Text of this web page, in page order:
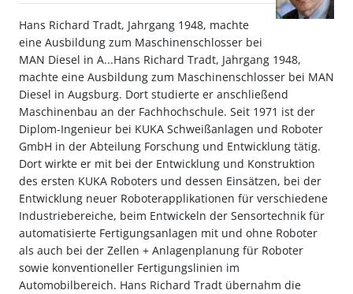
Hans Richard Tradt, Jahrgang 1948, machte
eine Ausbildung zum Maschinenschlosser bei
MAN Diesel in A...Hans Richard Tradt, Jahrgang 1948,
machte eine Ausbildung zum Maschinenschlosser bei MAN
Diesel in Augsburg. Dort studierte er anschließend
Maschinenbau an der Fachhochschule. Seit 1971 ist der
Diplom-Ingenieur bei KUKA Schweißanlagen und Roboter
GmbH in der Abteilung Forschung und Entwicklung tätig.
Dort wirkte er mit bei der Entwicklung und Konstruktion
des ersten KUKA Roboters und dessen Einsätzen, bei der
Entwicklung neuer Roboterapplikationen für verschiedene
Industriebereiche, beim Entwickeln der Sensortechnik für
automatisierte Fertigungsanlagen mit und ohne Roboter
als auch bei der Zellen + Anlagenplanung für Roboter
sowie konventioneller Fertigungslinien im
Automobilbereich. Hans Richard Tradt übernahm die